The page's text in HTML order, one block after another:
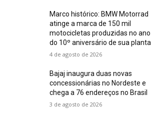
Marco histórico: BMW Motorrad
atinge a marca de 150 mil
motocicletas produzidas no ano
do 10º aniversário de sua planta
4 de agosto de 2026
Bajaj inaugura duas novas
concessionárias no Nordeste e
chega a 76 endereços no Brasil
3 de agosto de 2026